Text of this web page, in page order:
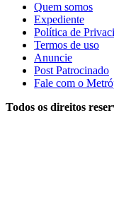
Quem somos
Expediente
Política de
Termos de uso
Anuncie
Post Patrocinado
Fale com o
Todos os direitos